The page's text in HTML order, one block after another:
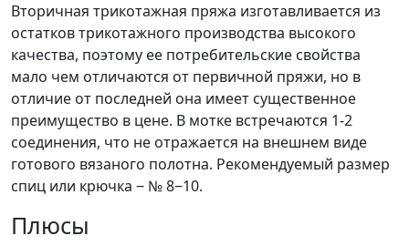
Вторичная трикотажная пряжа изготавливается из
остатков трикотажного производства высокого
качества, поэтому ее потребительские свойства
мало чем отличаются от первичной пряжи, но в
отличие от последней она имеет существенное
преимущество в цене. В мотке встречаются 1-2
соединения, что не отражается на внешнем виде
готового вязаного полотна. Рекомендуемый размер
спиц или крючка ‒ № 8‒10.
Плюсы